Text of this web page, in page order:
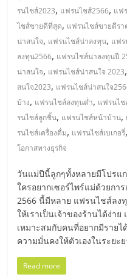
SMEs,
แฟ
รน
ไชส์,
ที่
ปรึกษา
แฟ
รน
รนไชส์2023, แฟรนไชส์2566, แฟ
ไชส์ขายดีที่สุด, แฟรนไชส์ขายดีรา
น่าสนใจ, แฟรนไชส์น่าลงทุน, แฟร
ลงทุน2566, แฟรนไชส์น่าลงทุนปี
น่าสนใจ, แฟรนไชส์น่าสนใจ 2023,
สนใจ2023, แฟรนไชส์น่าสนใจ
บ้าง, แฟรนไชส์ลงทุนต่ำ, แฟรนไช
รนไชส์ลูกชิ้น, แฟรนไชส์หน้าบ้าน,
รนไชส์เครื่องดื่ม, แฟรนไชส์เบเกอรี่,
โอกาสทางธุรกิจ
วันแม่ปีนี้ลูกๆทั้งหลายมีโปรแ
ใครอยากเซอร์ไพร์แม่ด้วยกา
2566 นี้มีหลาย แฟรนไชส์ลง
ให้เราเป็นเจ้าของร้านได้ง่า
เหมาะสมกับคนที่อยากมีรายไ
ความมั่นคงให้ตัวเองในระยะ
Read more